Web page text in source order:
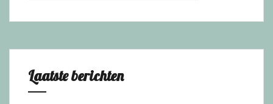
Laatste berichten